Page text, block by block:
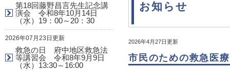
お知らせ
2026年4月27日更新
市民のための救急医
第18回藤野昌言先生記念講
演会 令和8年10月14日
（水）19：00～20：30
2026年07月23日更新
救急の日 府中地区救急法
等講習会 令和8年9月9日
（水）13:30～16:00